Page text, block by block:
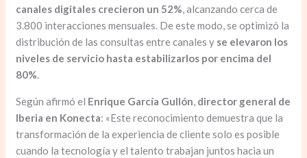
canales digitales crecieron un 52%, alcanzando cerca de
3.800 interacciones mensuales. De este modo, se optimizó la
distribución de las consultas entre canales y se elevaron los
niveles de servicio hasta estabilizarlos por encima del
80%.
Según afirmó el Enrique García Gullón, director general de
Iberia en Konecta: «Este reconocimiento demuestra que la
transformación de la experiencia de cliente solo es posible
cuando la tecnología y el talento trabajan juntos hacia un